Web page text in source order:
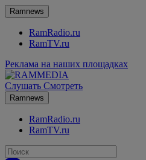
Ramnews
RamRadio.ru
RamTV.ru
Реклама на наших площадках
Слушать Смотреть
Ramnews
RamRadio.ru
RamTV.ru